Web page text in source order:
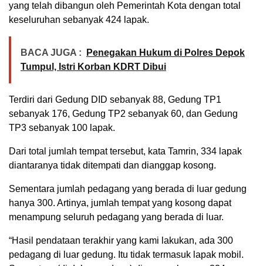
yang telah dibangun oleh Pemerintah Kota dengan total
keseluruhan sebanyak 424 lapak.
BACA JUGA :
Penegakan Hukum di Polres Depok
Tumpul, Istri Korban KDRT Dibui
Terdiri dari Gedung DID sebanyak 88, Gedung TP1
sebanyak 176, Gedung TP2 sebanyak 60, dan Gedung
TP3 sebanyak 100 lapak.
Dari total jumlah tempat tersebut, kata Tamrin, 334 lapak
diantaranya tidak ditempati dan dianggap kosong.
Sementara jumlah pedagang yang berada di luar gedung
hanya 300. Artinya, jumlah tempat yang kosong dapat
menampung seluruh pedagang yang berada di luar.
“Hasil pendataan terakhir yang kami lakukan, ada 300
pedagang di luar gedung. Itu tidak termasuk lapak mobil.